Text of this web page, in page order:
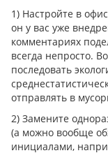
1) Настройте в
он у вас уже
комментариях
всегда непросто.
последовать
отправлять в
2) Замените
(а можно вообще
инициалами,